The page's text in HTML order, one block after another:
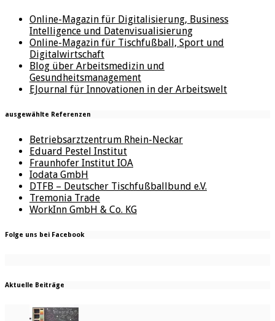
Online-Magazin für Digitalisierung, Business
Intelligence und Datenvisualisierung
Online-Magazin für Tischfußball, Sport und
Digitalwirtschaft
Blog über Arbeitsmedizin und
Gesundheitsmanagement
EJournal für Innovationen in der Arbeitswelt
ausgewählte Referenzen
Betriebsarztzentrum Rhein-Neckar
Eduard Pestel Institut
Fraunhofer Institut IOA
Iodata GmbH
DTFB – Deutscher Tischfußballbund e.V.
Tremonia Trade
WorkInn GmbH & Co. KG
Folge uns bei Facebook
Aktuelle Beiträge